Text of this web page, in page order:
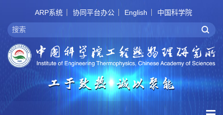
ARP系统 协同平台办公 English 中国科学院